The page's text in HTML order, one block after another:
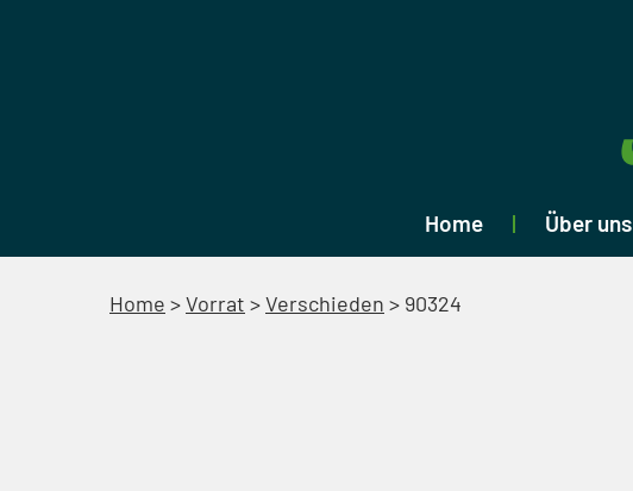
Home Über uns
Home >Vorrat >Verschieden > 90324